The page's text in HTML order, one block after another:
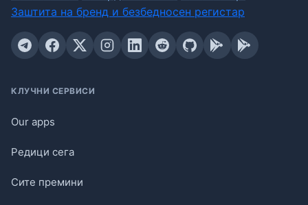
Заштита на бренд и безбедносен регистар
КЛУЧНИ СЕРВИСИ
Our apps
Редици сега
Сите премини